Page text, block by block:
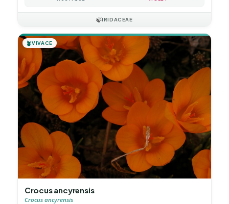
🍃IRIDACEAE
🪴VIVACE
Crocus ancyrensis
Crocus ancyrensis